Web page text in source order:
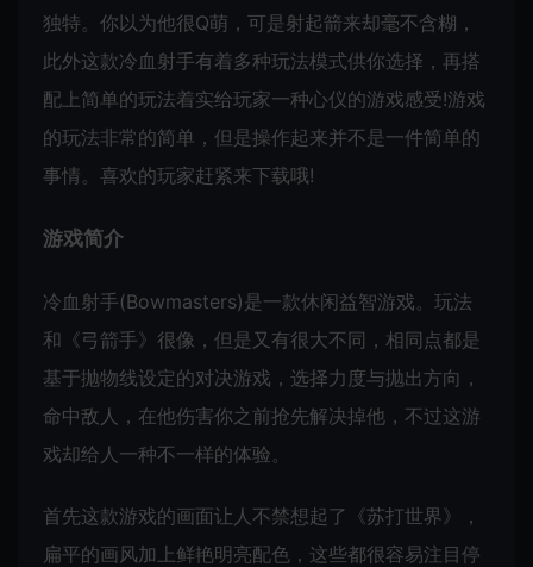
独特。你以为他很Q萌，可是射起箭来却毫不含糊，
此外这款冷血射手有着多种玩法模式供你选择，再搭
配上简单的玩法着实给玩家一种心仪的游戏感受!游戏
的玩法非常的简单，但是操作起来并不是一件简单的
事情。喜欢的玩家赶紧来下载哦!
游戏简介
冷血射手(Bowmasters)是一款休闲益智游戏。玩法
和《弓箭手》很像，但是又有很大不同，相同点都是
基于抛物线设定的对决游戏，选择力度与抛出方向，
命中敌人，在他伤害你之前抢先解决掉他，不过这游
戏却给人一种不一样的体验。
首先这款游戏的画面让人不禁想起了《苏打世界》，
扁平的画风加上鲜艳明亮配色，这些都很容易注目停